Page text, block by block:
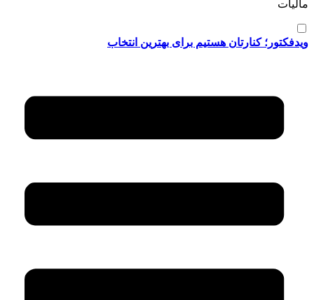
مالیات
ویدفکتور؛ کنارتان هستیم برای بهترین انتخاب